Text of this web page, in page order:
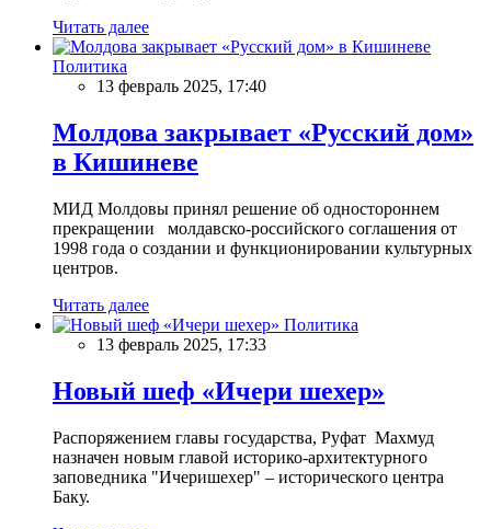
Читать далее
Политика
13 февраль 2025, 17:40
Молдова закрывает «Русский дом»
в Кишиневе
МИД Молдовы принял решение об одностороннем
прекращении молдавско-российского соглашения от
1998 года о создании и функционировании культурных
центров.
Читать далее
Политика
13 февраль 2025, 17:33
Новый шеф «Ичери шехер»
Распоряжением главы государства, Руфат Махмуд
назначен новым главой историко-архитектурного
заповедника "Ичеришехер" – исторического центра
Баку.